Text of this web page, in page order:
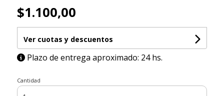
$1.100,00
Ver cuotas y descuentos
Plazo de entrega aproximado: 24 hs.
Cantidad